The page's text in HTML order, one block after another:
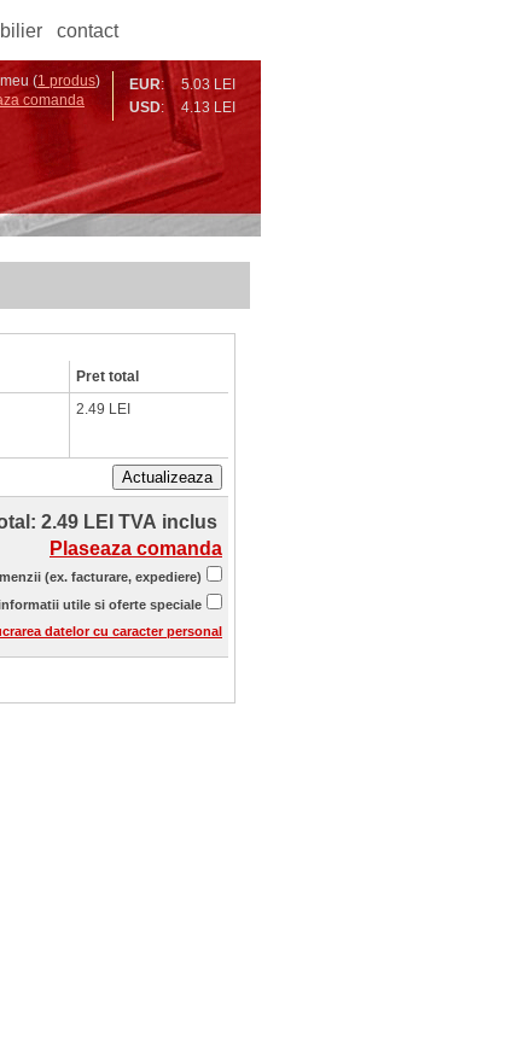
contact
(1 produs)
comanda
EUR:
5.03 LEI
USD: 4.13 LEI
Pret total
2.49 LEI
Actualizeaza
2.49 LEI TVA inclus
Plaseaza comanda
(ex. facturare, expediere)
utile si oferte speciale
datelor cu caracter personal